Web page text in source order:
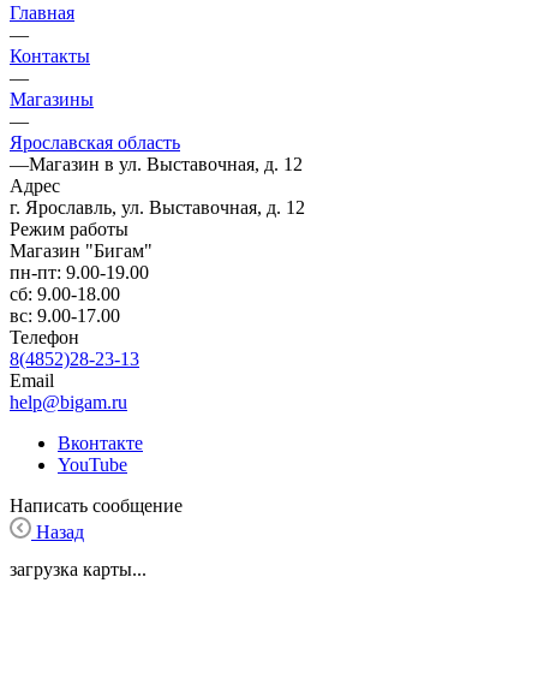
Главная
—
Контакты
—
Магазины
—
Ярославская область
—Магазин в ул. Выставочная, д. 12
Адрес
г. Ярославль, ул. Выставочная, д. 12
Режим работы
Магазин "Бигам"
пн-пт: 9.00-19.00
сб: 9.00-18.00
вс: 9.00-17.00
Телефон
8(4852)28-23-13
Email
help@bigam.ru
Вконтакте
YouTube
Написать сообщение
Назад
загрузка карты...